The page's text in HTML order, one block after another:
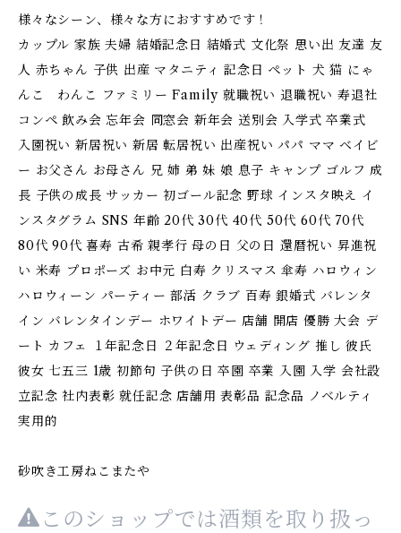
様々なシーン、様々な方におすすめです！
カップル 家族 夫婦 結婚記念日 結婚式 文化祭 思い出 友達 友
人 赤ちゃん 子供 出産 マタニティ 記念日 ペット 犬 猫 にゃ
んこ わんこ ファミリー Family 就職祝い 退職祝い 寿退社
コンペ 飲み会 忘年会 同窓会 新年会 送別会 入学式 卒業式
入園祝い 新居祝い 新居 転居祝い 出産祝い パパ ママ ベイビ
ー お父さん お母さん 兄 姉 弟 妹 娘 息子 キャンプ ゴルフ 成
長 子供の成長 サッカー 初ゴール記念 野球 インスタ映え イ
ンスタグラム SNS 年齢 20代 30代 40代 50代 60代 70代
80代 90代 喜寿 古希 親孝行 母の日 父の日 還暦祝い 昇進祝
い 米寿 プロポーズ お中元 白寿 クリスマス 傘寿 ハロウィン
ハロウィーン パーティー 部活 クラブ 百寿 銀婚式 バレンタ
イン バレンタインデー ホワイトデー 店舗 開店 優勝 大会 デ
ート カフェ １年記念日 ２年記念日 ウェディング 推し 彼氏
彼女 七五三 1歳 初節句 子供の日 卒園 卒業 入園 入学 会社設
立記念 社内表彰 就任記念 店舗用 表彰品 記念品 ノベルティ
実用的
砂吹き工房ねこまたや
このショップでは酒類を取り扱っ